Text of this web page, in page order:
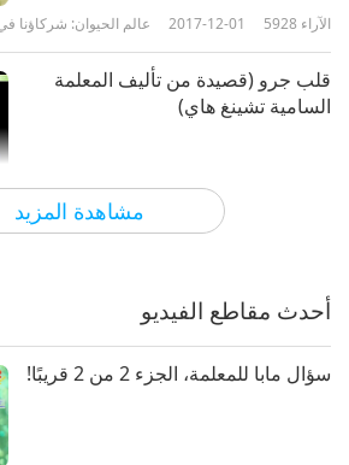
مشاهدة المزيد
عالم الحيوان: شركاؤنا 2017-12-01 5928 الآراء
قلب جرو (قصيدة من تأليف المعلمة
السامية تشينغ هاي)
مختصرات 2020-02-11
أحدث مقاطع الفيديو
سؤال مابا للمعلمة، الجزء 2 من 2 قريبًا!